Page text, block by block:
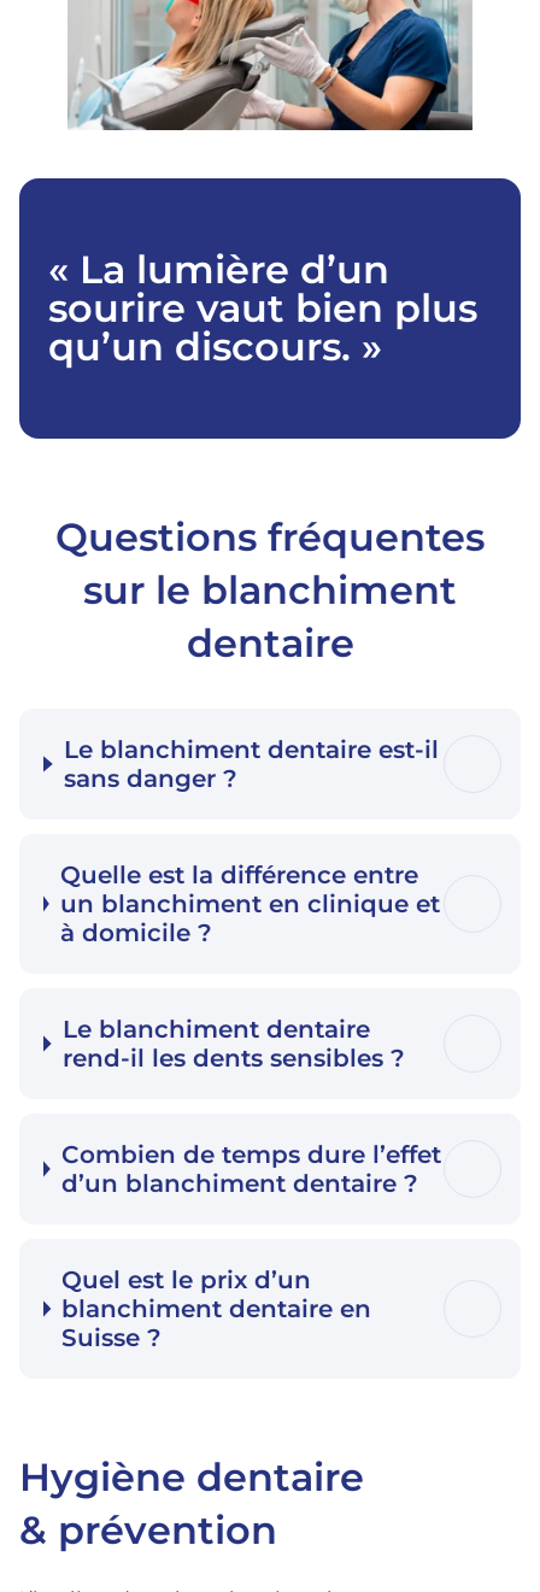
« La lumière d’un
sourire vaut bien plus
qu’un discours. »
Questions fréquentes
sur le blanchiment
dentaire
Le blanchiment dentaire est-il
sans danger ?
Quelle est la différence entre
un blanchiment en clinique et
à domicile ?
Le blanchiment dentaire
rend-il les dents sensibles ?
Combien de temps dure l’effet
d’un blanchiment dentaire ?
Quel est le prix d’un
blanchiment dentaire en
Suisse ?
Hygiène dentaire
& prévention